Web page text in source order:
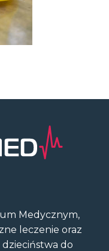
Medycznym,
leczenie oraz
do